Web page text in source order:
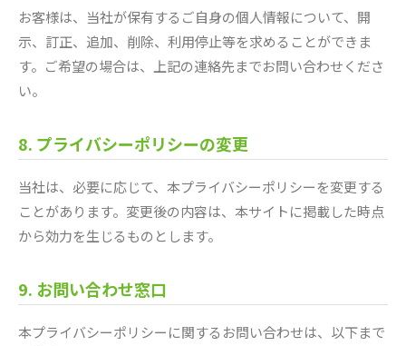
お客様は、当社が保有するご自身の個人情報について、開
示、訂正、追加、削除、利用停止等を求めることができま
す。ご希望の場合は、上記の連絡先までお問い合わせくださ
い。
8. プライバシーポリシーの変更
当社は、必要に応じて、本プライバシーポリシーを変更する
ことがあります。変更後の内容は、本サイトに掲載した時点
から効力を生じるものとします。
9. お問い合わせ窓口
本プライバシーポリシーに関するお問い合わせは、以下まで